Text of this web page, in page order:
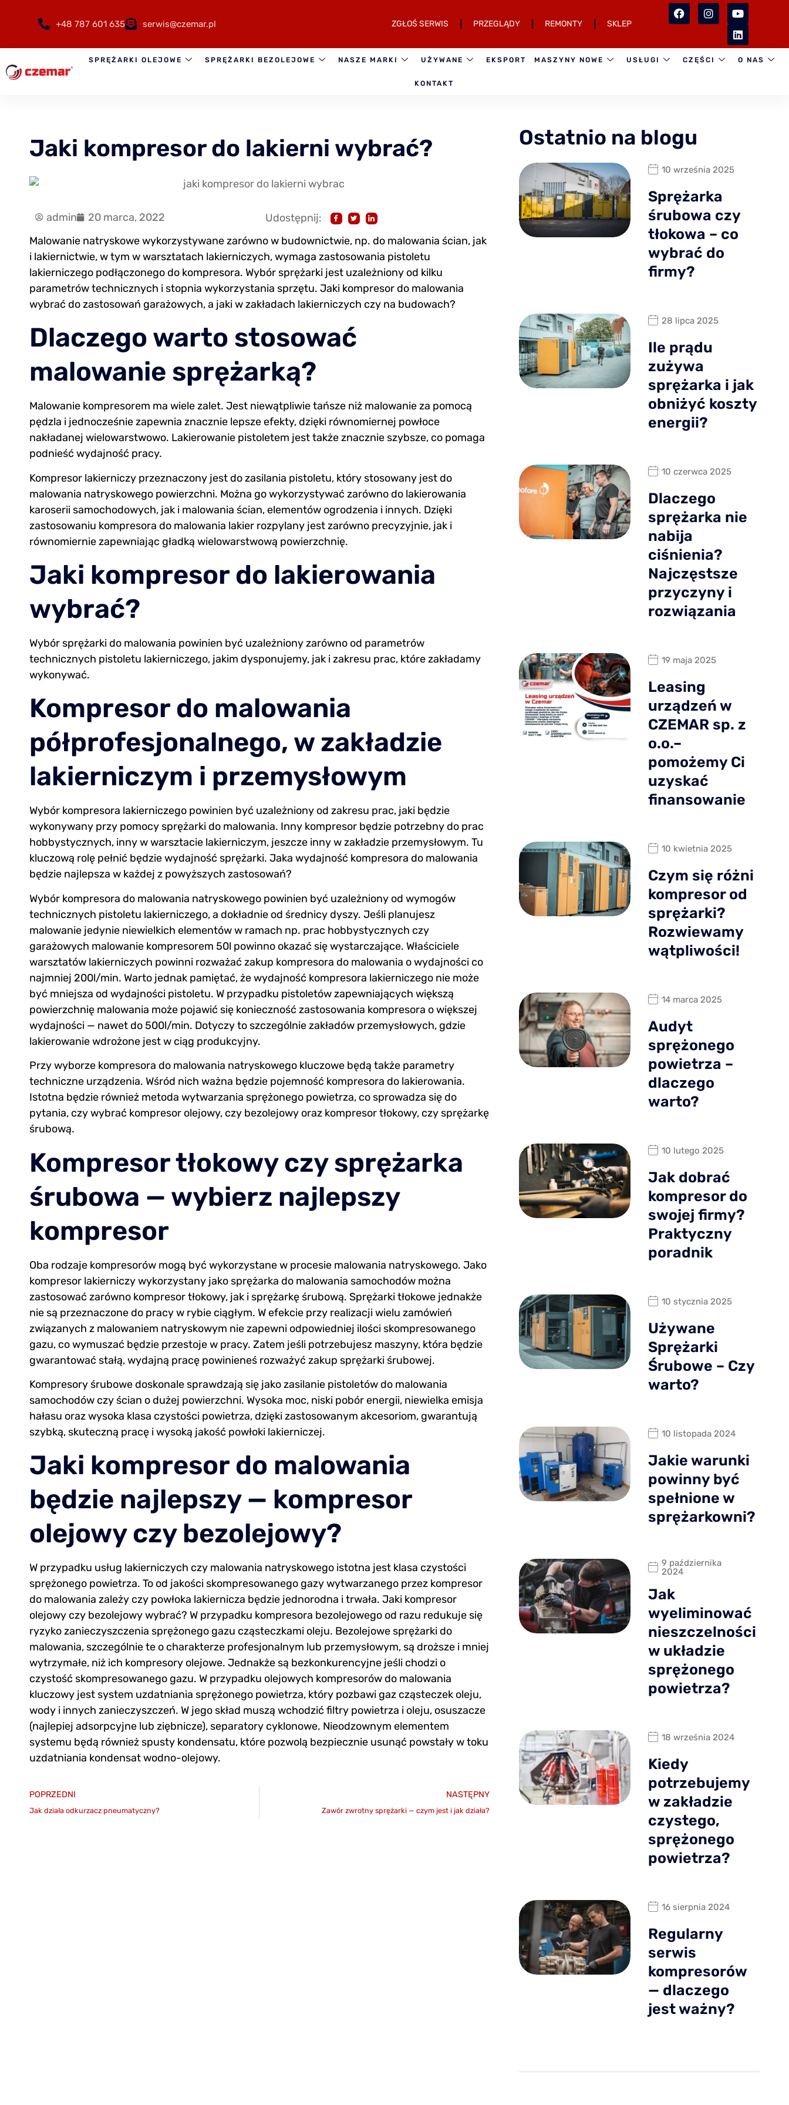
+48 787 601 635 serwis@czemar.pl ZGŁOŚ SERWIS PRZEGLĄDY REMONTY SKLEP
SPRĘŻARKI OLEJOWE SPRĘŻARKI BEZOLEJOWE NASZE MARKI UŻYWANE EKSPORT MASZYNY NOWE USŁUGI CZĘŚCI O NAS
KONTAKT
Jaki kompresor do lakierni wybrać?
admin 20 marca, 2022
Udostępnij:
Malowanie natryskowe wykorzystywane zarówno w budownictwie, np. do malowania ścian, jak
i lakiernictwie, w tym w warsztatach lakierniczych, wymaga zastosowania pistoletu
lakierniczego podłączonego do kompresora. Wybór sprężarki jest uzależniony od kilku
parametrów technicznych i stopnia wykorzystania sprzętu. Jaki kompresor do malowania
wybrać do zastosowań garażowych, a jaki w zakładach lakierniczych czy na budowach?
Dlaczego warto stosować
malowanie sprężarką?
Malowanie kompresorem ma wiele zalet. Jest niewątpliwie tańsze niż malowanie za pomocą
pędzla i jednocześnie zapewnia znacznie lepsze efekty, dzięki równomiernej powłoce
nakładanej wielowarstwowo. Lakierowanie pistoletem jest także znacznie szybsze, co pomaga
podnieść wydajność pracy.
Kompresor lakierniczy przeznaczony jest do zasilania pistoletu, który stosowany jest do
malowania natryskowego powierzchni. Można go wykorzystywać zarówno do lakierowania
karoserii samochodowych, jak i malowania ścian, elementów ogrodzenia i innych. Dzięki
zastosowaniu kompresora do malowania lakier rozpylany jest zarówno precyzyjnie, jak i
równomiernie zapewniając gładką wielowarstwową powierzchnię.
Jaki kompresor do lakierowania
wybrać?
Wybór sprężarki do malowania powinien być uzależniony zarówno od parametrów
technicznych pistoletu lakierniczego, jakim dysponujemy, jak i zakresu prac, które zakładamy
wykonywać.
Kompresor do malowania
półprofesjonalnego, w zakładzie
lakierniczym i przemysłowym
Wybór kompresora lakierniczego powinien być uzależniony od zakresu prac, jaki będzie
wykonywany przy pomocy sprężarki do malowania. Inny kompresor będzie potrzebny do prac
hobbystycznych, inny w warsztacie lakierniczym, jeszcze inny w zakładzie przemysłowym. Tu
kluczową rolę pełnić będzie wydajność sprężarki. Jaka wydajność kompresora do malowania
będzie najlepsza w każdej z powyższych zastosowań?
Wybór kompresora do malowania natryskowego powinien być uzależniony od wymogów
technicznych pistoletu lakierniczego, a dokładnie od średnicy dyszy. Jeśli planujesz
malowanie jedynie niewielkich elementów w ramach np. prac hobbystycznych czy
garażowych malowanie kompresorem 50l powinno okazać się wystarczające. Właściciele
warsztatów lakierniczych powinni rozważać zakup kompresora do malowania o wydajności co
najmniej 200l/min. Warto jednak pamiętać, że wydajność kompresora lakierniczego nie może
być mniejsza od wydajności pistoletu. W przypadku pistoletów zapewniających większą
powierzchnię malowania może pojawić się konieczność zastosowania kompresora o większej
wydajności — nawet do 500l/min. Dotyczy to szczególnie zakładów przemysłowych, gdzie
lakierowanie wdrożone jest w ciąg produkcyjny.
Przy wyborze kompresora do malowania natryskowego kluczowe będą także parametry
techniczne urządzenia. Wśród nich ważna będzie pojemność kompresora do lakierowania.
Istotna będzie również metoda wytwarzania sprężonego powietrza, co sprowadza się do
pytania, czy wybrać kompresor olejowy, czy bezolejowy oraz kompresor tłokowy, czy sprężarkę
śrubową.
Kompresor tłokowy czy sprężarka
śrubowa — wybierz najlepszy
kompresor
Oba rodzaje kompresorów mogą być wykorzystane w procesie malowania natryskowego. Jako
kompresor lakierniczy wykorzystany jako sprężarka do malowania samochodów można
zastosować zarówno kompresor tłokowy, jak i sprężarkę śrubową. Sprężarki tłokowe jednakże
nie są przeznaczone do pracy w rybie ciągłym. W efekcie przy realizacji wielu zamówień
związanych z malowaniem natryskowym nie zapewni odpowiedniej ilości skompresowanego
gazu, co wymuszać będzie przestoje w pracy. Zatem jeśli potrzebujesz maszyny, która będzie
gwarantować stałą, wydajną pracę powinieneś rozważyć zakup sprężarki śrubowej.
Kompresory śrubowe doskonale sprawdzają się jako zasilanie pistoletów do malowania
samochodów czy ścian o dużej powierzchni. Wysoka moc, niski pobór energii, niewielka emisja
hałasu oraz wysoka klasa czystości powietrza, dzięki zastosowanym akcesoriom, gwarantują
szybką, skuteczną pracę i wysoką jakość powłoki lakierniczej.
Jaki kompresor do malowania
będzie najlepszy — kompresor
olejowy czy bezolejowy?
W przypadku usług lakierniczych czy malowania natryskowego istotna jest klasa czystości
sprężonego powietrza. To od jakości skompresowanego gazy wytwarzanego przez kompresor
do malowania zależy czy powłoka lakiernicza będzie jednorodna i trwała. Jaki kompresor
olejowy czy bezolejowy wybrać? W przypadku kompresora bezolejowego od razu redukuje się
ryzyko zanieczyszczenia sprężonego gazu cząsteczkami oleju. Bezolejowe sprężarki do
malowania, szczególnie te o charakterze profesjonalnym lub przemysłowym, są droższe i mniej
wytrzymałe, niż ich kompresory olejowe. Jednakże są bezkonkurencyjne jeśli chodzi o
czystość skompresowanego gazu. W przypadku olejowych kompresorów do malowania
kluczowy jest system uzdatniania sprężonego powietrza, który pozbawi gaz cząsteczek oleju,
wody i innych zanieczyszczeń. W jego skład muszą wchodzić filtry powietrza i oleju, osuszacze
(najlepiej adsorpcyjne lub ziębnicze), separatory cyklonowe. Nieodzownym elementem
systemu będą również spusty kondensatu, które pozwolą bezpiecznie usunąć powstały w toku
uzdatniania kondensat wodno-olejowy.
POPRZEDNI
Jak działa odkurzacz pneumatyczny?
NASTĘPNY
Zawór zwrotny sprężarki — czym jest i jak działa?
Ostatnio na blogu
10 września 2025
Sprężarka
śrubowa czy
tłokowa – co
wybrać do
firmy?
28 lipca 2025
Ile prądu
zużywa
sprężarka i jak
obniżyć koszty
energii?
10 czerwca 2025
Dlaczego
sprężarka nie
nabija
ciśnienia?
Najczęstsze
przyczyny i
rozwiązania
19 maja 2025
Leasing
urządzeń w
CZEMAR sp. z
o.o.–
pomożemy Ci
uzyskać
finansowanie
10 kwietnia 2025
Czym się różni
kompresor od
sprężarki?
Rozwiewamy
wątpliwości!
14 marca 2025
Audyt
sprężonego
powietrza –
dlaczego
warto?
10 lutego 2025
Jak dobrać
kompresor do
swojej firmy?
Praktyczny
poradnik
10 stycznia 2025
Używane
Sprężarki
Śrubowe – Czy
warto?
10 listopada 2024
Jakie warunki
powinny być
spełnione w
sprężarkowni?
9 października
2024
Jak
wyeliminować
nieszczelności
w układzie
sprężonego
powietrza?
18 września 2024
Kiedy
potrzebujemy
w zakładzie
czystego,
sprężonego
powietrza?
16 sierpnia 2024
Regularny
serwis
kompresorów
— dlaczego
jest ważny?